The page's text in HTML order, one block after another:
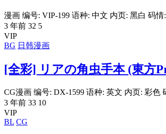
漫画 编号: VIP-199 语种: 中文 内页: 黑白 码情
3 年前 32 5
VIP
BG 日韩漫画
[全彩] リアの角虫手本 (東方
CG漫画 编号: DX-1599 语种: 英文 内页: 彩色
3 年前 33 10
VIP
BL CG